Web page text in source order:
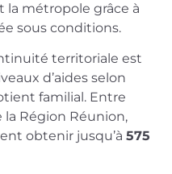
la métropole grâce à
sous conditions.
territoriale est
d’aides selon
familial. Entre
la Région Réunion,
obtenir jusqu’à 575